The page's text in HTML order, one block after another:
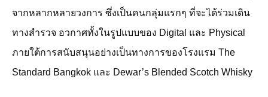
จากหลากหลายวงการ ซึ่งเป็นคนกลุ่มแรกๆ ที่จะได้ร่วมเดิน
ทางสำรวจ อวกาศทั้งในรูปแบบของ Digital และ Physical
ภายใต้การสนับสนุนอย่างเป็นทางการของโรงแรม The
Standard Bangkok และ Dewar’s Blended Scotch Whisky